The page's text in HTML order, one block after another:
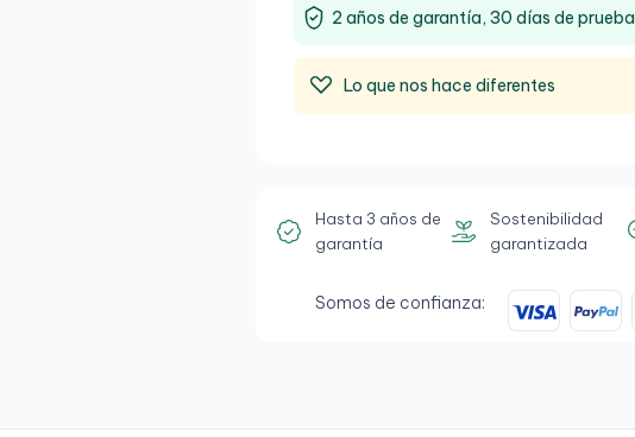
2 años de garantía, 30 días de prueba
Lo que nos hace diferentes
Hasta 3 años de
garantía
Sostenibilidad
garantizada
Somos de confianza: